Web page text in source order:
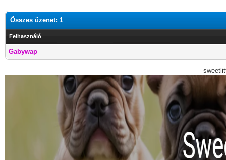
Összes üzenet: 1
Felhasználó
Gabywap